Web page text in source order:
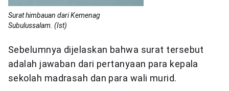
Surat himbauan dari Kemenag
Subulussalam. (Ist)
Sebelumnya dijelaskan bahwa surat tersebut
adalah jawaban dari pertanyaan para kepala
sekolah madrasah dan para wali murid.